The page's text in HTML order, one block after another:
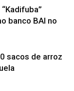
“Kadifuba”
banco BAI no
sacos de arroz